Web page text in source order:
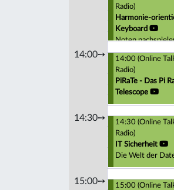
14:00➙
14:30➙
15:00➙
Radio)
Harmonie-
Keyboard
Noten
gestern
14:00 (Online
Radio)
PiRaTe - Das Pi
Telescope
14:30 (Online
Radio)
IT Sicherheit
Die Welt der
15:00 (Online